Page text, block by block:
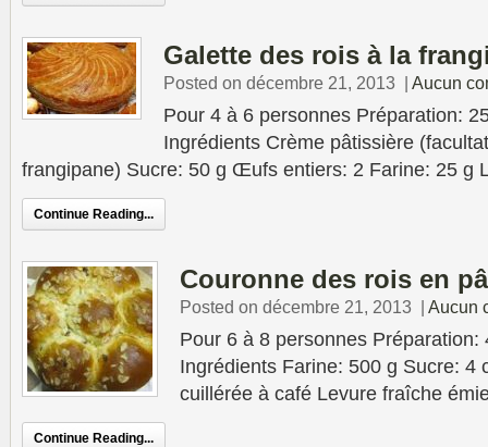
Galette des rois à la
Posted on décembre 21, 2013 | Aucun
Pour 4 à 6 personnes Préparation:
Ingrédients Crème pâtissière
frangipane) Sucre: 50 g Œufs entiers: 2 Farine: 25 g
Continue Reading...
Couronne des rois en
Posted on décembre 21, 2013 | Aucun
Pour 6 à 8 personnes
Ingrédients Farine: 500 g Sucre: 4
cuillérée à café Levure fraîche
Continue Reading...